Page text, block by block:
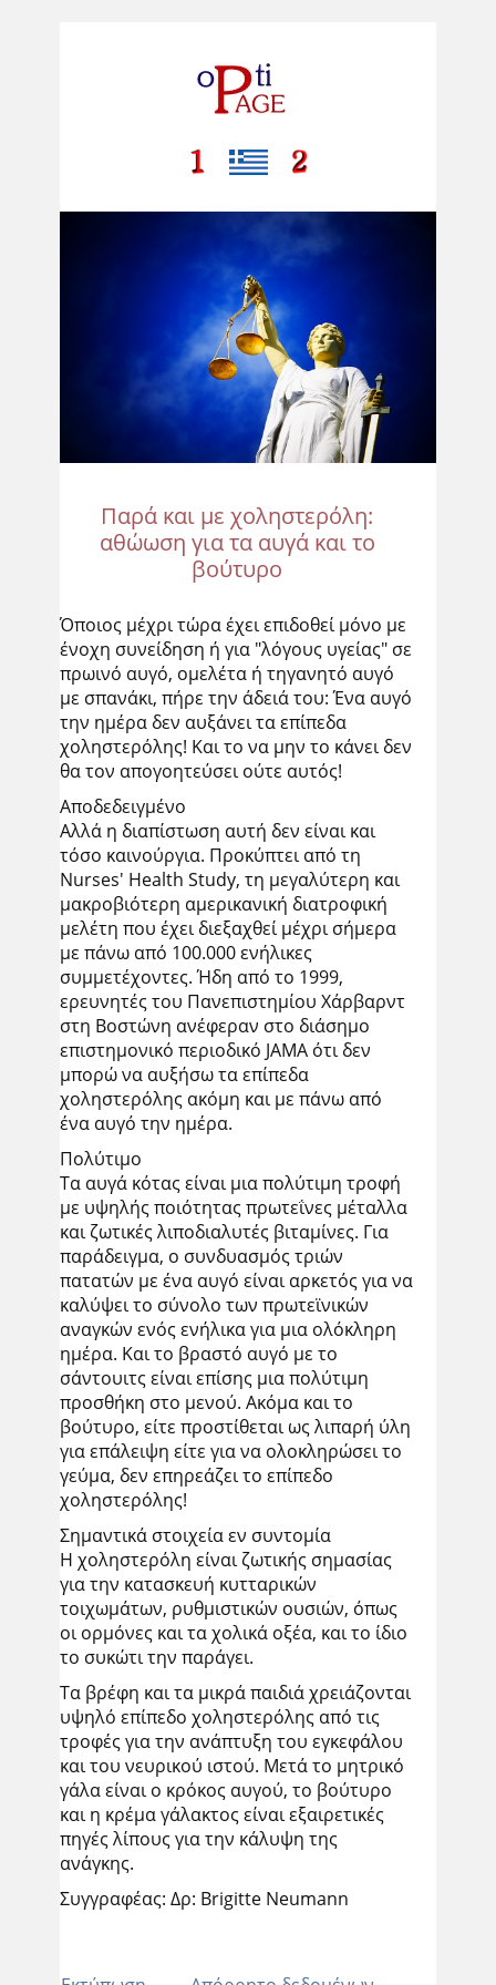
Παρά και με χοληστερόλη:
αθώωση για τα αυγά και το
βούτυρο
Όποιος μέχρι τώρα έχει επιδοθεί μόνο με
ένοχη συνείδηση ή για "λόγους υγείας" σε
πρωινό αυγό, ομελέτα ή τηγανητό αυγό
με σπανάκι, πήρε την άδειά του: Ένα αυγό
την ημέρα δεν αυξάνει τα επίπεδα
χοληστερόλης! Και το να μην το κάνει δεν
θα τον απογοητεύσει ούτε αυτός!
Αποδεδειγμένο
Αλλά η διαπίστωση αυτή δεν είναι και
τόσο καινούργια. Προκύπτει από τη
Nurses' Health Study, τη μεγαλύτερη και
μακροβιότερη αμερικανική διατροφική
μελέτη που έχει διεξαχθεί μέχρι σήμερα
με πάνω από 100.000 ενήλικες
συμμετέχοντες. Ήδη από το 1999,
ερευνητές του Πανεπιστημίου Χάρβαρντ
στη Βοστώνη ανέφεραν στο διάσημο
επιστημονικό περιοδικό JAMA ότι δεν
μπορώ να αυξήσω τα επίπεδα
χοληστερόλης ακόμη και με πάνω από
ένα αυγό την ημέρα.
Πολύτιμο
Τα αυγά κότας είναι μια πολύτιμη τροφή
με υψηλής ποιότητας πρωτεΐνες μέταλλα
και ζωτικές λιποδιαλυτές βιταμίνες. Για
παράδειγμα, ο συνδυασμός τριών
πατατών με ένα αυγό είναι αρκετός για να
καλύψει το σύνολο των πρωτεϊνικών
αναγκών ενός ενήλικα για μια ολόκληρη
ημέρα. Και το βραστό αυγό με το
σάντουιτς είναι επίσης μια πολύτιμη
προσθήκη στο μενού. Ακόμα και το
βούτυρο, είτε προστίθεται ως λιπαρή ύλη
για επάλειψη είτε για να ολοκληρώσει το
γεύμα, δεν επηρεάζει το επίπεδο
χοληστερόλης!
Σημαντικά στοιχεία εν συντομία
Η χοληστερόλη είναι ζωτικής σημασίας
για την κατασκευή κυτταρικών
τοιχωμάτων, ρυθμιστικών ουσιών, όπως
οι ορμόνες και τα χολικά οξέα, και το ίδιο
το συκώτι την παράγει.
Τα βρέφη και τα μικρά παιδιά χρειάζονται
υψηλό επίπεδο χοληστερόλης από τις
τροφές για την ανάπτυξη του εγκεφάλου
και του νευρικού ιστού. Μετά το μητρικό
γάλα είναι ο κρόκος αυγού, το βούτυρο
και η κρέμα γάλακτος είναι εξαιρετικές
πηγές λίπους για την κάλυψη της
ανάγκης.
Συγγραφέας: Δρ: Brigitte Neumann